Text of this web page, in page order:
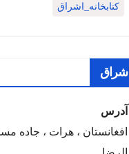
کتابخانه_اشراق
اشراق
آدرس
افغانستان ، هرات ، جاده